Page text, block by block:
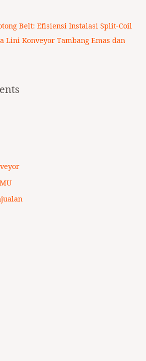
Belt: Efisiensi Instalasi Split-Coil
Lini Konveyor Tambang Emas dan